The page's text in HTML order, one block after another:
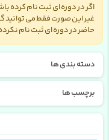
اگر در دوره ای ثبت نام کرده
غیر این صورت فقط می توانید
حاضر در دوره ای ثبت نام
دسته بندی ها
برچسب ها